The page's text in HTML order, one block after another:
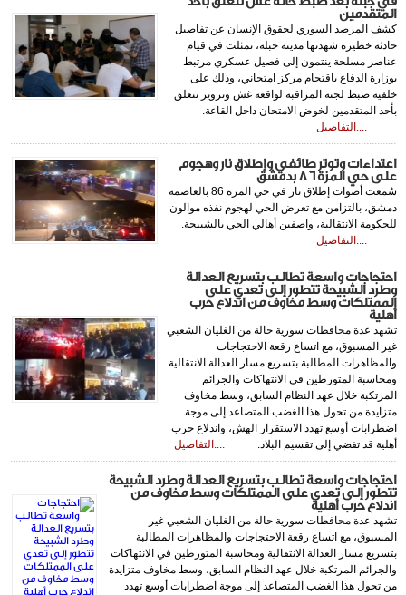
المتقدمين
كشف المرصد السوري لحقوق الإنسان عن تفاصيل
حادثة خطيرة شهدتها مدينة جبلة، تمثلت في قيام
عناصر مسلحة ينتمون إلى فصيل عسكري مرتبط
بوزارة الدفاع باقتحام مركز امتحاني، وذلك على
خلفية ضبط لجنة المراقبة لواقعة غش وتزوير تتعلق
بأحد المتقدمين لخوض الامتحان داخل القاعة.
....التفاصيل
اعتداءات وتوتر طائفي وإطلاق نار وهجوم
على حي المزة 86 بدمشق
سُمعت أصوات إطلاق نار في حي المزة 86 بالعاصمة
دمشق، بالتزامن مع تعرض الحي لهجوم نفذه موالون
للحكومة الانتقالية، واصفين أهالي الحي بالشبيحة.
....التفاصيل
احتجاجات واسعة تطالب بتسريع العدالة
وطرد الشبيحة تتطور إلى تعدي على
الممتلكات وسط مخاوف من اندلاع حرب
أهلية
تشهد عدة محافظات سورية حالة من الغليان الشعبي
غير المسبوق، مع اتساع رقعة الاحتجاجات
والمظاهرات المطالبة بتسريع مسار العدالة الانتقالية
ومحاسبة المتورطين في الانتهاكات والجرائم
المرتكبة خلال عهد النظام السابق، وسط مخاوف
متزايدة من تحول هذا الغضب المتصاعد إلى موجة
اضطرابات أوسع تهدد الاستقرار الهش، واندلاع حرب
أهلية قد تفضي إلى تقسيم البلاد.
....التفاصيل
احتجاجات واسعة تطالب بتسريع العدالة وطرد الشبيحة
تتطور إلى تعدي على الممتلكات وسط مخاوف من
اندلاع حرب أهلية
تشهد عدة محافظات سورية حالة من الغليان الشعبي غير
المسبوق، مع اتساع رقعة الاحتجاجات والمظاهرات المطالبة
بتسريع مسار العدالة الانتقالية ومحاسبة المتورطين في الانتهاكات
والجرائم المرتكبة خلال عهد النظام السابق، وسط مخاوف متزايدة
من تحول هذا الغضب المتصاعد إلى موجة اضطرابات أوسع تهدد